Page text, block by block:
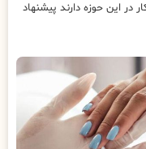
2 سال سابقه کار در این حوزه دارند پیشنهاد